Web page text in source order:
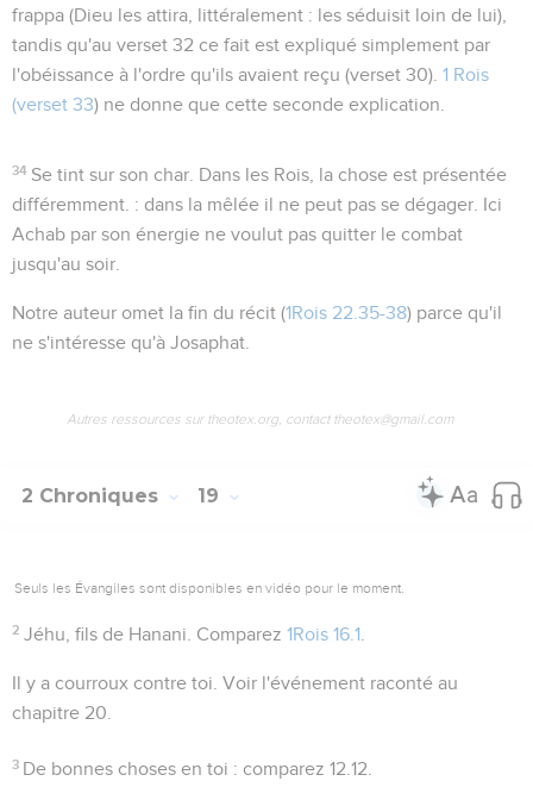
frappa (Dieu les attira , littéralement : les séduisit loin de lui),
tandis qu'au verset 32 ce fait est expliqué simplement par
l'obéissance à l'ordre qu'ils avaient reçu (verset 30). 1 Rois
(verset 33) ne donne que cette seconde explication.
34 Se tint sur son char . Dans les Rois, la chose est présentée
différemment. : dans la mêlée il ne peut pas se dégager. Ici
Achab par son énergie ne voulut pas quitter le combat
jusqu'au soir.
Notre auteur omet la fin du récit (1Rois 22.35-38) parce qu'il
ne s'intéresse qu'à Josaphat.
Autres ressources sur theotex.org, contact theotex@gmail.com
2 Chroniques 19
Seuls les Évangiles sont disponibles en vidéo pour le moment.
2 Jéhu, fils de Hanani . Comparez1Rois 16.1
Il y a courroux contre toi . Voir l'événement raconté au
chapitre 20.
3 De bonnes choses en toi : comparez12.12